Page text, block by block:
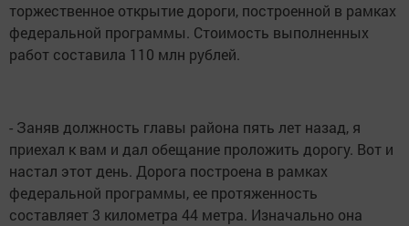
торжественное открытие дороги, построенной в рамках
федеральной программы. Стоимость выполненных
работ составила 110 млн рублей.
- Заняв должность главы района пять лет назад, я
приехал к вам и дал обещание проложить дорогу. Вот и
настал этот день. Дорога построена в рамках
федеральной программы, ее протяженность
составляет 3 километра 44 метра. Изначально она